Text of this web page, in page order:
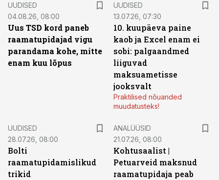
UUDISED
04.08.26, 08:00
Uus TSD kord paneb
raamatupidajad vigu
parandama kohe, mitte
enam kuu lõpus
UUDISED
13.07.26, 07:30
10. kuupäeva paine
kaob ja Excel enam ei
sobi: palgaandmed
liiguvad
maksuametisse
jooksvalt
Praktilised nõuanded
muudatusteks!
UUDISED
28.07.26, 08:00
Bolti
raamatupidamislikud
trikid
ANALÜÜSID
21.07.26, 08:00
Kohtusaalist |
Petuarveid maksnud
raamatupidaja peab